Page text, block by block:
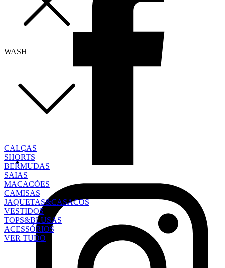
WASH
CALÇAS
SHORTS
BERMUDAS
SAIAS
MACACÕES
CAMISAS
JAQUETAS&CASACOS
VESTIDOS
TOPS&BLUSAS
ACESSÓRIOS
VER TUDO